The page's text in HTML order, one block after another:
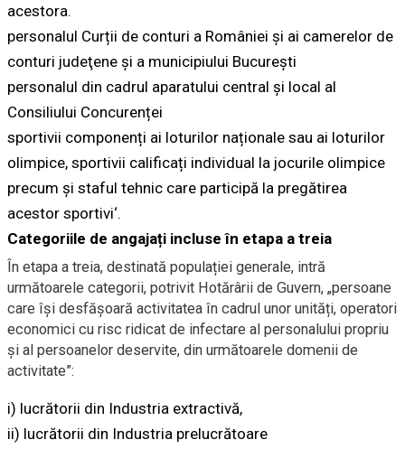
acestora.
personalul Curții de conturi a României și ai camerelor de
conturi judeţene şi a municipiului Bucureşti
personalul din cadrul aparatului central și local al
Consiliului Concurenței
sportivii componenți ai loturilor naționale sau ai loturilor
olimpice, sportivii calificați individual la jocurile olimpice
precum și staful tehnic care participă la pregătirea
acestor sportivi‘.
Categoriile de angajați incluse în etapa a treia
În etapa a treia, destinată populației generale, intră
următoarele categorii, potrivit Hotărârii de Guvern, „persoane
care își desfășoară activitatea în cadrul unor unități, operatori
economici cu risc ridicat de infectare al personalului propriu
și al persoanelor deservite, din următoarele domenii de
activitate”:
i) lucrătorii din Industria extractivă,
ii) lucrătorii din Industria prelucrătoare